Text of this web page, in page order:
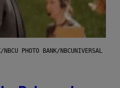
PHOTO BANK/NBCUNIVERSAL